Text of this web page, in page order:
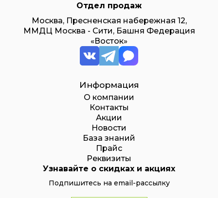
Отдел продаж
Москва, Пресненская набережная 12,
ММДЦ Москва - Сити, Башня Федерация
«Восток»
Информация
О компании
Контакты
Акции
Новости
База знаний
Прайс
Реквизиты
Узнавайте о скидках и акциях
Подпишитесь на email-рассылку